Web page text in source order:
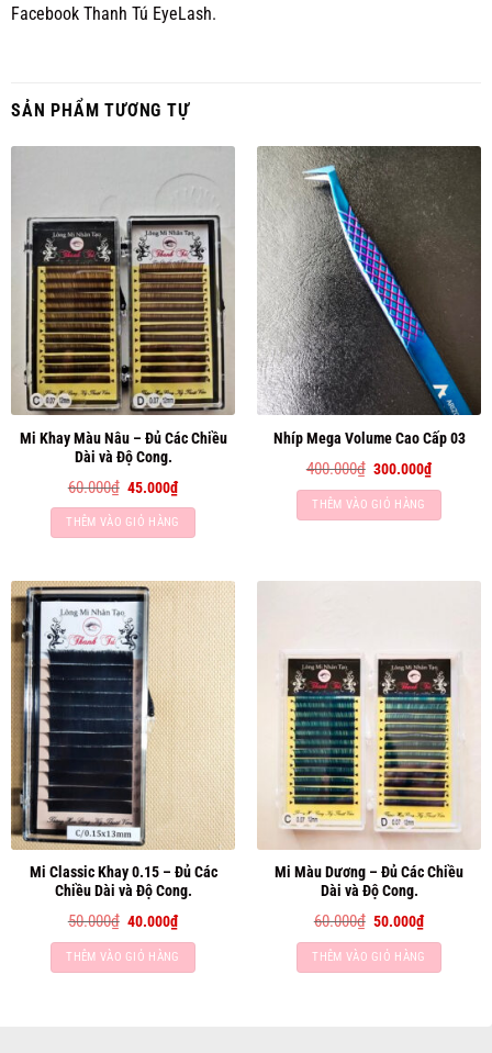
Facebook Thanh Tú EyeLash.
SẢN PHẨM TƯƠNG TỰ
Mi Khay Màu Nâu – Đủ Các Chiều
Dài và Độ Cong.
60.000₫ Giá
gốc
là:
60.000₫.
45.000₫Giá
hiện
tại
là:
45.000₫.
THÊM VÀO GIỎ HÀNG
Nhíp Mega Volume Cao Cấp 03
400.000₫ Giá
là:
400.000₫.
300.000₫Giá
hiện
tại
THÊM VÀO GIỎ HÀNG
Mi Classic Khay 0.15 – Đủ Các
Chiều Dài và Độ Cong.
50.000₫ Giá
là:
50.000₫.
40.000₫Giá
hiện
tại
là:
40.000₫.
THÊM VÀO GIỎ HÀNG
Mi Màu Dương – Đủ Các Chiều
Dài và Độ Cong.
60.000₫ Giá
là:
60.000₫.
50.000₫Giá
hiện
tại
là:
50.000₫.
THÊM VÀO GIỎ HÀNG